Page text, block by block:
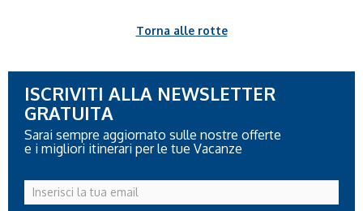
Torna alle rotte
ISCRIVITI ALLA NEWSLETTER
GRATUITA
Sarai sempre aggiornato sulle nostre offerte
e i migliori itinerari per le tue Vacanze
Inserisci
la